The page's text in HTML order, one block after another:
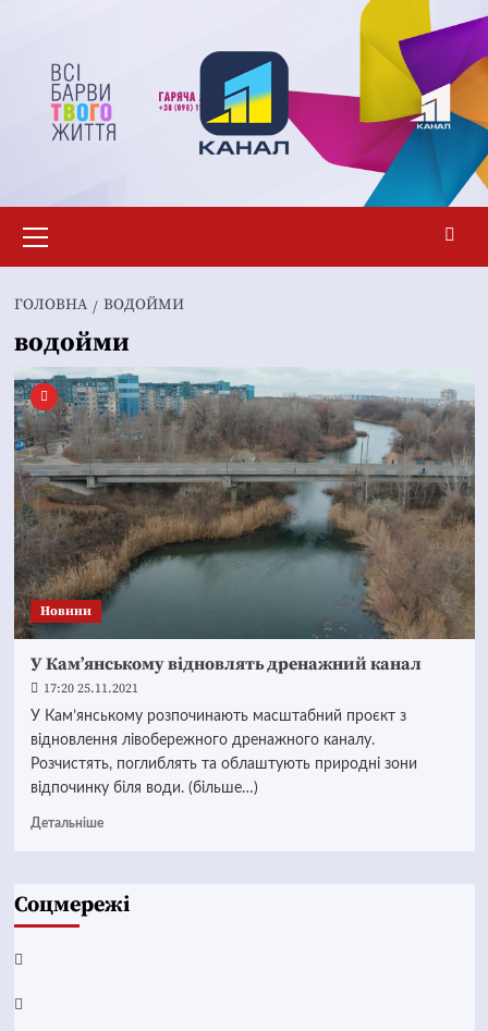
вмісту
меню
ГОЛОВНА ВОДОЙМИ
водойми
Новини
У Кам’янському відновлять дренажний канал
17:20 25.11.2021
У Кам’янському розпочинають масштабний проєкт з
відновлення лівобережного дренажного каналу.
Розчистять, поглиблять та облаштують природні зони
відпочинку біля води. (більше…)
Детальніше
Соцмережі
Facebook
YouTube